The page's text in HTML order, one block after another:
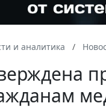
и аналитика